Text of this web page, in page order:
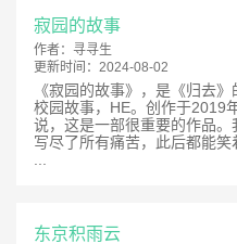
寂园的故事
作者： 寻寻生
更新时间： 2024-08-02
《寂园的故事》，是《归去
校园故事，HE。创作于2019
说，这是一部很重要的作品
写尽了所有痛苦，此后都能笑
东京积雨云